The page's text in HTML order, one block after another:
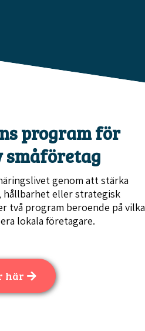
program för
småföretag
genom att stärka
hållbarhet eller strategisk
två program beroende på vilka
lokala företagare.
här